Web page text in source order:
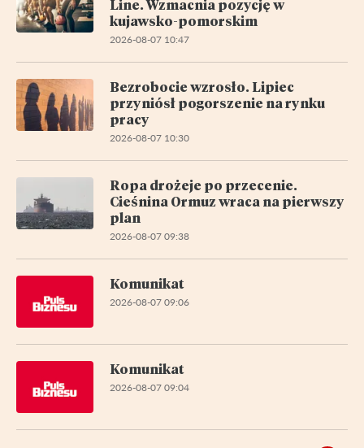
Line. Wzmacnia pozycję w
kujawsko-pomorskim
2026-08-07 10:47
Bezrobocie wzrosło. Lipiec
przyniósł pogorszenie na rynku
pracy
2026-08-07 10:30
Ropa drożeje po przecenie.
Cieśnina Ormuz wraca na pierwszy
plan
2026-08-07 09:38
Komunikat
2026-08-07 09:06
Komunikat
2026-08-07 09:04